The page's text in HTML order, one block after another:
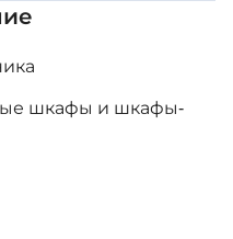
рестораны,
находятся в центре
шкафы и шкафы-